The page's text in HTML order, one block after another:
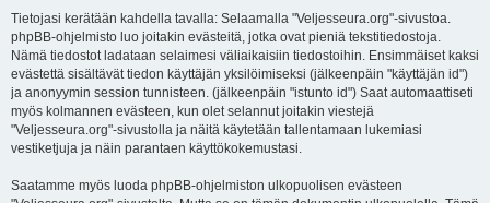
Tietojasi kerätään kahdella tavalla: Selaamalla "Veljesseura.org"-sivustoa.
phpBB-ohjelmisto luo joitakin evästeitä, jotka ovat pieniä tekstitiedostoja.
Nämä tiedostot ladataan selaimesi väliaikaisiin tiedostoihin. Ensimmäiset kaksi
evästettä sisältävät tiedon käyttäjän yksilöimiseksi (jälkeenpäin "käyttäjän id")
ja anonyymin session tunnisteen. (jälkeenpäin "istunto id") Saat automaattiseti
myös kolmannen evästeen, kun olet selannut joitakin viestejä
"Veljesseura.org"-sivustolla ja näitä käytetään tallentamaan lukemiasi
vestiketjuja ja näin parantaen käyttökokemustasi.
Saatamme myös luoda phpBB-ohjelmiston ulkopuolisen evästeen